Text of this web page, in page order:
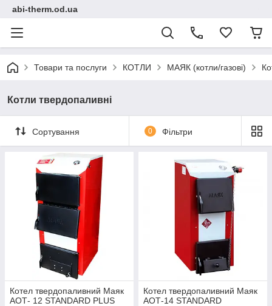
abi-therm.od.ua
Товари та послуги КОТЛИ МАЯК (котли/газові)
Котли твердопаливні
Сортування 0 Фільтри
Котел твердопаливний Маяк
АОТ- 12 STANDARD PLUS
Котел твердопаливний Маяк
АОТ-14 STANDARD